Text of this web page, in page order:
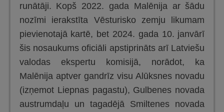
runātāji. Kopš 2022. gada Malēnija ar šādu
nozīmi ierakstīta Vēsturisko zemju likumam
pievienotajā kartē, bet 2024. gada 10. janvārī
šis nosaukums oficiāli apstiprināts arī Latviešu
valodas ekspertu komisijā, norādot, ka
Malēnija aptver gandrīz visu Alūksnes novadu
(izņemot Liepnas pagastu), Gulbenes novada
austrumdaļu un tagadējā Smiltenes novada